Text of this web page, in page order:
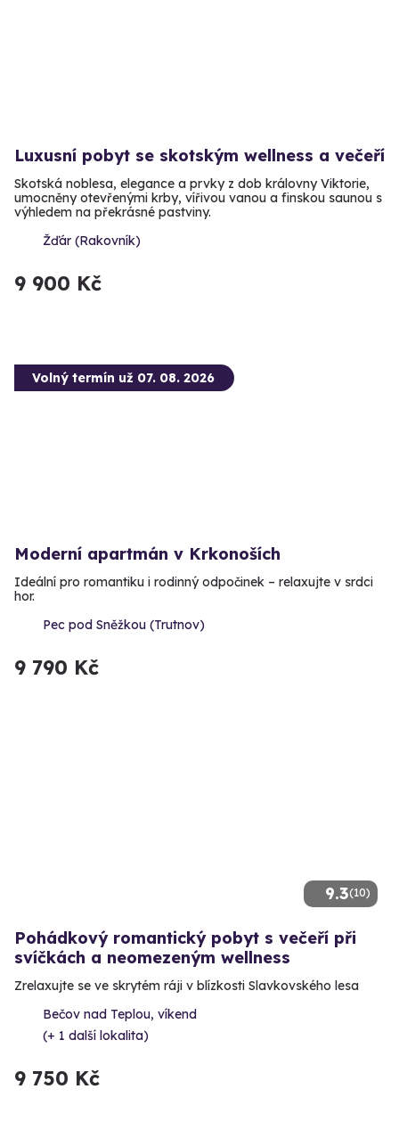
Luxusní pobyt se skotským wellness a večeří
Skotská noblesa, elegance a prvky z dob královny Viktorie,
umocněny otevřenými krby, vířivou vanou a finskou saunou s
výhledem na překrásné pastviny.
Žďár (Rakovník)
9 900 Kč
Volný termín už 07. 08. 2026
Moderní apartmán v Krkonoších
Ideální pro romantiku i rodinný odpočinek – relaxujte v srdci
hor.
Pec pod Sněžkou (Trutnov)
9 790 Kč
9.3(10)
Pohádkový romantický pobyt s večeří při
svíčkách a neomezeným wellness
Zrelaxujte se ve skrytém ráji v blízkosti Slavkovského lesa
Bečov nad Teplou, víkend
(+ 1 další lokalita)
9 750 Kč